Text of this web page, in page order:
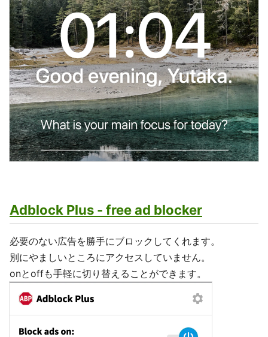
Adblock Plus - free ad blocker
必要のない広告を勝手にブロックしてくれます。
別にやましいところにアクセスしていません。
onとoffも手軽に切り替えることができます。